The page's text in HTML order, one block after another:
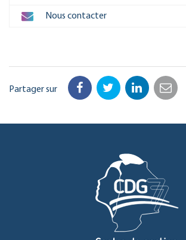
Nous contacter
Partager sur Facebook
TwitterLinkedIn
Email